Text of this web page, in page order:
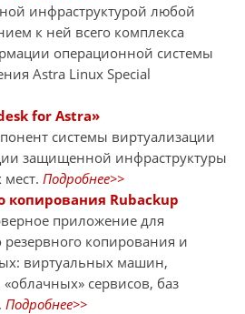
инфраструктурой любой
к ней всего комплекса
операционной системы
Astra Linux Special
for Astra»
системы виртуализации
защищенной инфраструктуры
Подробнее>>
копирования Rubackup
приложение для
копирования и
виртуальных машин,
сервисов, баз
Подробнее>>